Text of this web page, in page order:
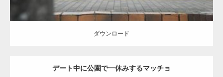
ダウンロード
デート中に公園で一休みするマッチョ